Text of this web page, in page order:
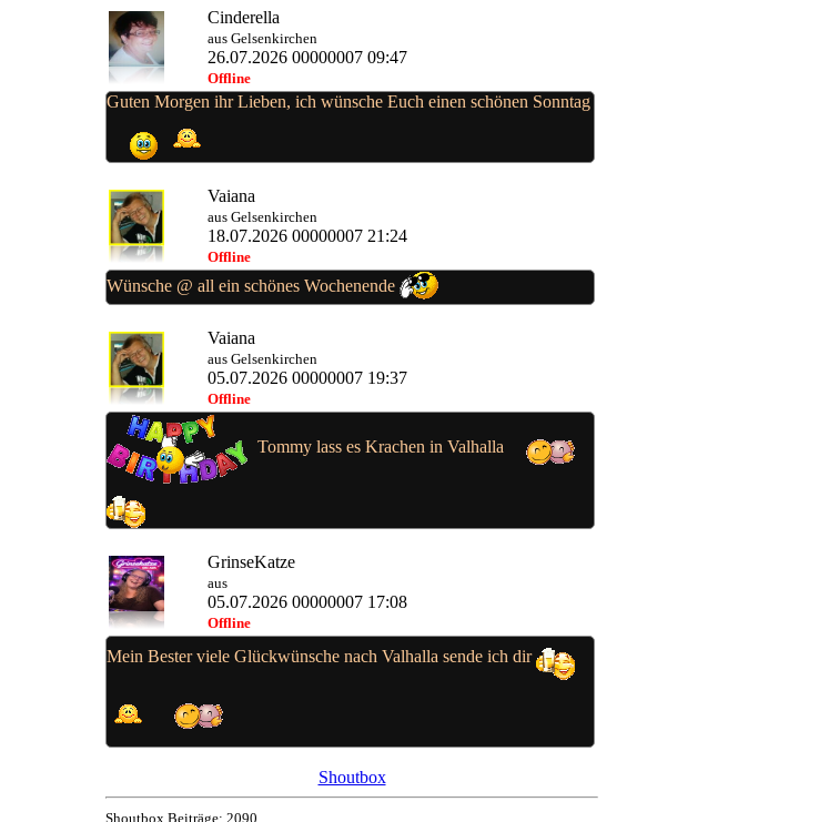
Cinderella
aus Gelsenkirchen
26.07.2026 00000007 09:47
Offline
Guten Morgen ihr Lieben, ich wünsche Euch einen schönen Sonntag
Vaiana
aus Gelsenkirchen
18.07.2026 00000007 21:24
Offline
Wünsche @ all ein schönes Wochenende
Vaiana
aus Gelsenkirchen
05.07.2026 00000007 19:37
Offline
Tommy lass es Krachen in Valhalla
GrinseKatze
aus
05.07.2026 00000007 17:08
Offline
Mein Bester viele Glückwünsche nach Valhalla sende ich dir
Shoutbox
Shoutbox Beiträge: 2090